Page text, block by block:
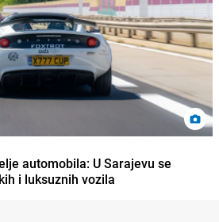
automobila: U Sarajevu se
i luksuznih vozila